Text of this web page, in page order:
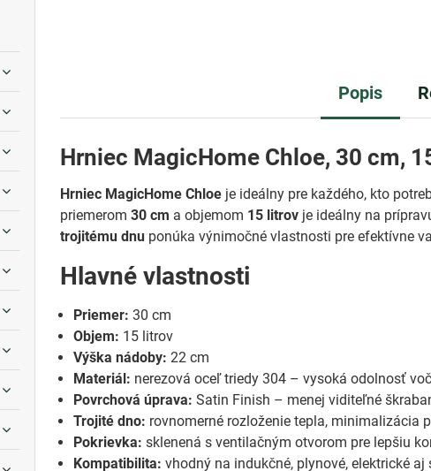
Popis
Hrniec MagicHome Chloe, 30 cm,
Hrniec MagicHome Chloe je ideálny pre každého, kto
priemerom30 cm a objemom 15 litrov je ideálny na
trojitému dnu ponúka výnimočné vlastnosti pre efektívne
Hlavné vlastnosti
Priemer: 30 cm
Objem: 15 litrov
Výška nádoby: 22 cm
Materiál: nerezová oceľ triedy 304 – vysoká odolnosť
Povrchová úprava: Satin Finish – menej viditeľné
Trojité dno: rovnomerné rozloženie tepla, minimalizácia
Pokrievka: sklenená s ventilačným otvorom pre lepšiu
Kompatibilita: vhodný na indukčné, plynové, elektrické